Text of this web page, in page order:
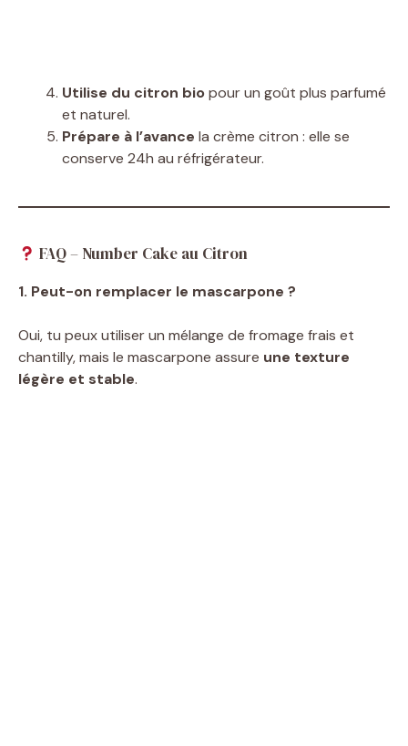
Utilise du citron biopour un goût plus parfumé
et naturel.
Prépare à l’avance la crème citron : elle se
conserve 24h au réfrigérateur.
FAQ – Number Cake au Citron
1. Peut-on remplacer le mascarpone ?
Oui, tu peux utiliser un mélange de fromage frais et
chantilly, mais le mascarpone assure une texture
légère et stable.